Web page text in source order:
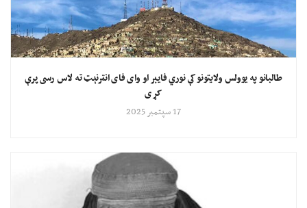
طالبانو په یوولس ولایتونو کې نوري فایبر او وای فای انټرنېټ ته لاس رسی پرې
کړی
17 سپتمبر 2025